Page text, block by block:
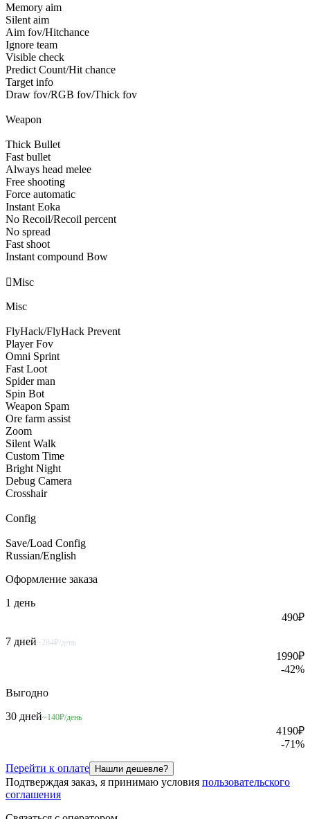
Memory aim
Silent aim
Aim fov/Hitchance
Ignore team
Visible check
Predict Count/Hit chance
Target info
Draw fov/RGB fov/Thick fov
Weapon
Thick Bullet
Fast bullet
Always head melee
Free shooting
Force automatic
Instant Eoka
No Recoil/Recoil percent
No spread
Fast shoot
Instant compound Bow
Misc
Misc
FlyHack/FlyHack Prevent
Player Fov
Omni Sprint
Fast Loot
Spider man
Spin Bot
Weapon Spam
Ore farm assist
Zoom
Silent Walk
Custom Time
Bright Night
Debug Camera
Crosshair
Config
Save/Load Config
Russian/English
Оформление заказа
1 день
490₽
7 дней~284₽/день
1990₽
-42%
Выгодно
30 дней~140₽/день
4190₽
-71%
Перейти к оплате Нашли дешевле?
Подтверждая заказ, я принимаю условия пользовательского
соглашения